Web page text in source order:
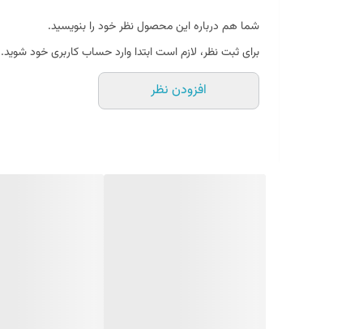
شما هم درباره این محصول نظر خود را بنویسید.
برای ثبت نظر، لازم است ابتدا وارد حساب کاربری خود شوید.
افزودن نظر